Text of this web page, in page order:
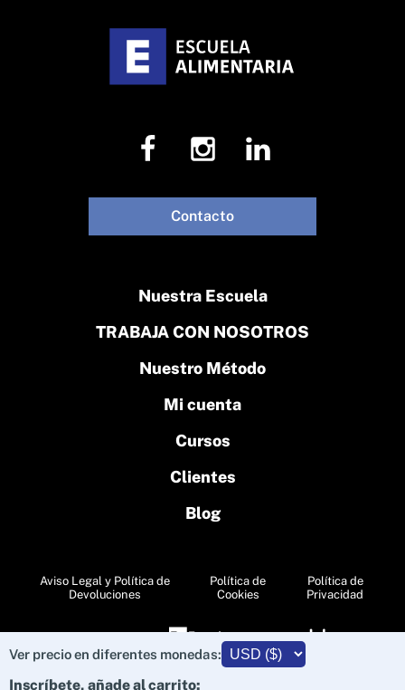
Ver precio en diferentes monedas:
Inscríbete, añade al carrito:
Nuestra Escuela
TRABAJA CON NOSOTROS
Nuestro Método
Mi cuenta
Cursos
Clientes
Blog
Contacto
Aviso Legal y Política de
Devoluciones
Política de
Cookies
Política de
Privacidad
Agencia Publicidad Agencia SEO